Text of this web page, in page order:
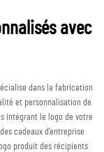
avec
dans la fabrication
et personnalisation de
intégrant le logo de votre
cadeaux d’entreprise
produit des récipients